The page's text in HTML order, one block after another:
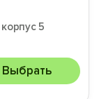
5
Выбрать